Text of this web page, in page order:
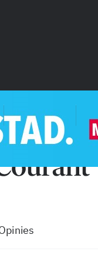
Tip de redactie